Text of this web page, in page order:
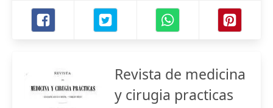
Revista de medicina
y cirugia practicas